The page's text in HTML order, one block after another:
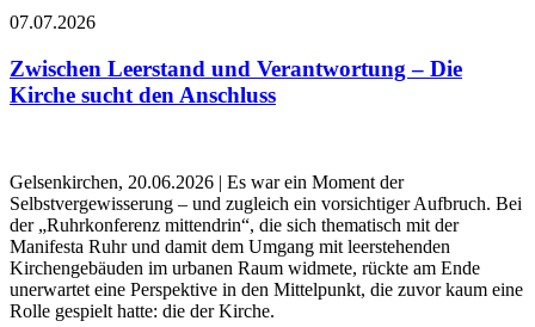
07.07.2026
Zwischen Leerstand und Verantwortung – Die
Kirche sucht den Anschluss
Gelsenkirchen, 20.06.2026 | Es war ein Moment der
Selbstvergewisserung – und zugleich ein vorsichtiger Aufbruch. Bei
der „Ruhrkonferenz mittendrin“, die sich thematisch mit der
Manifesta Ruhr und damit dem Umgang mit leerstehenden
Kirchengebäuden im urbanen Raum widmete, rückte am Ende
unerwartet eine Perspektive in den Mittelpunkt, die zuvor kaum eine
Rolle gespielt hatte: die der Kirche.